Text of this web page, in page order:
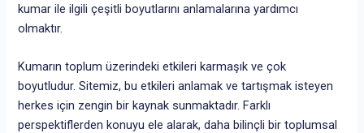
kumar ile ilgili çeşitli boyutlarını anlamalarına yardımcı
olmaktır.
Kumarın toplum üzerindeki etkileri karmaşık ve çok
boyutludur. Sitemiz, bu etkileri anlamak ve tartışmak isteyen
herkes için zengin bir kaynak sunmaktadır. Farklı
perspektiflerden konuyu ele alarak, daha bilinçli bir toplumsal